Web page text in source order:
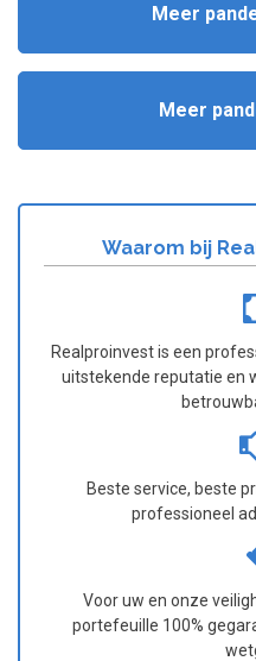
Meer
Meer
Waarom bij
Realproinvest is een
uitstekende reputatie en
Beste service, beste
professioneel
Voor uw en onze
portefeuille 100%